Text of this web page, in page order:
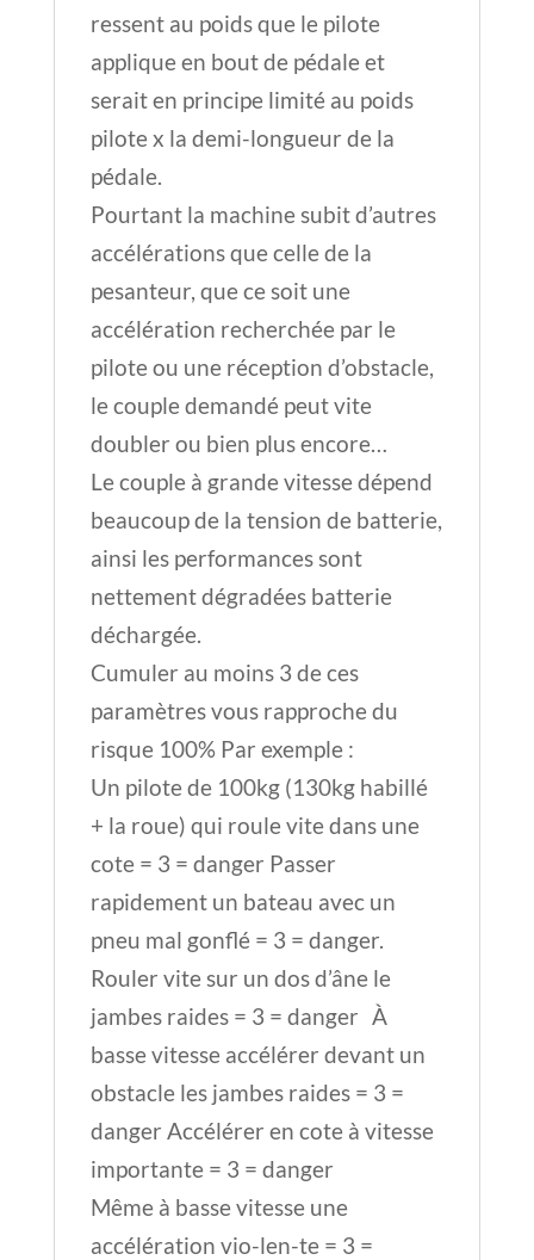
ressent au poids que le pilote
applique en bout de pédale et
serait en principe limité au poids
pilote x la demi-longueur de la
pédale.
Pourtant la machine subit d’autres
accélérations que celle de la
pesanteur, que ce soit une
accélération recherchée par le
pilote ou une réception d’obstacle,
le couple demandé peut vite
doubler ou bien plus encore…
Le couple à grande vitesse dépend
beaucoup de la tension de batterie,
ainsi les performances sont
nettement dégradées batterie
déchargée.
Cumuler au moins 3 de ces
paramètres vous rapproche du
risque 100% Par exemple :
Un pilote de 100kg (130kg habillé
+ la roue) qui roule vite dans une
cote = 3 = danger Passer
rapidement un bateau avec un
pneu mal gonflé = 3 = danger.
Rouler vite sur un dos d’âne le
jambes raides = 3 = danger À
basse vitesse accélérer devant un
obstacle les jambes raides = 3 =
danger Accélérer en cote à vitesse
importante = 3 = danger
Même à basse vitesse une
accélération vio-len-te = 3 =